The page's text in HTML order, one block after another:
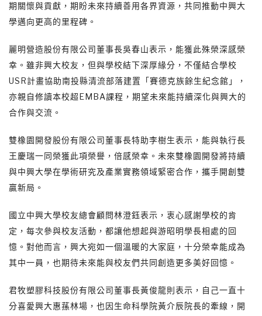
期關懷與貢獻，期盼未來持續善用各界資源，共同推動中興大
學邁向更高的里程碑。
麗明營造股份有限公司董事長吳春山表示，能獲此殊榮深感榮
幸。雖非興大校友，但與學校結下深厚緣分，不僅結合學校
USR計畫協助南投縣清流部落建置「賽德克族餘生紀念館」，
亦親自修讀本校超EMBA課程，期望未來能持續深化與興大的
合作與交流。
雙橡園開發股份有限公司董事長特助李樹生表示，能與執行長
王慶瑞一同榮獲此項榮譽，倍感榮幸。未來雙橡園開發將持續
與中興大學在學術研究及產業實務領域緊密合作，攜手開創雙
贏新局。
國立中興大學校友總會顧問林澄鈺表示，衷心感謝學校的肯
定，每次參與校友活動，都讓他想起與游昭明學長相處的回
憶。對他而言，興大宛如一個溫暖的大家庭，十分榮幸能成為
其中一員，也期待未來能與校友們共同創造更多美好回憶。
君牧塑膠科技股份有限公司董事長黃俊龍則表示，自己一直十
分喜愛興大惠蓀林場，也因生命科學院黃介辰院長的牽線，開